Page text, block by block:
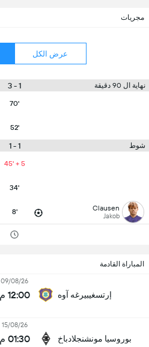
مجريات
عرض الكل
نهاية ال 90 دقيقة 1 - 3
70'
52'
شوط 1 - 1
45' + 5
34'
Clausen
Jakob
8'
المباراة القادمة
إرتسغيبيرغه آوه
09/08/26
12:00 م
بوروسيا مونشنجلادباخ
15/08/26
01:30 م